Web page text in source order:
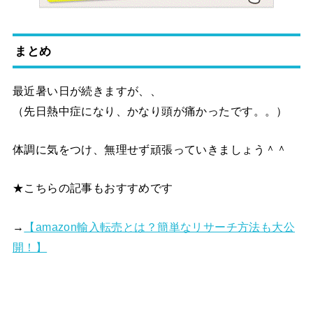
まとめ
最近暑い日が続きますが、、
（先日熱中症になり、かなり頭が痛かったです。。）
体調に気をつけ、無理せず頑張っていきましょう＾＾
★こちらの記事もおすすめです
→
【amazon輸入転売とは？簡単なリサーチ方法も大公
開！】